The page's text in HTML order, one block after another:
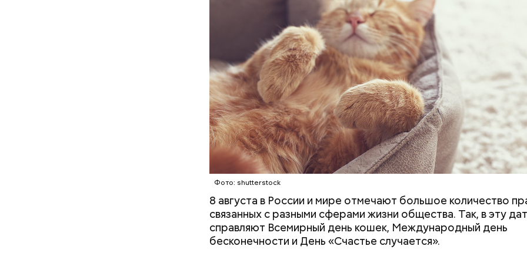
Фото: shutterstock
8 августа в России и мире отмечают большое количество
связанных с разными сферами жизни общества. Так, в эту
справляют Всемирный день кошек, Международный день
бесконечности и День «Счастье случается».
Международный день холостяка